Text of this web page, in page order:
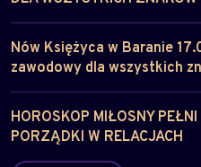
Nów Księżyca w Baranie
zawodowy dla wszystkich
HOROSKOP MIŁOSNY
PORZĄDKI W RELACJACH